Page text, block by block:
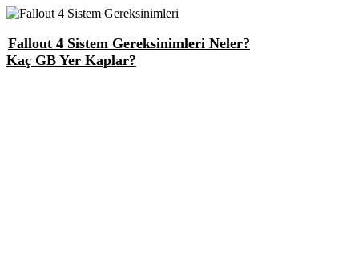
Fallout 4 Sistem Gereksinimleri Neler?
Kaç GB Yer Kaplar?